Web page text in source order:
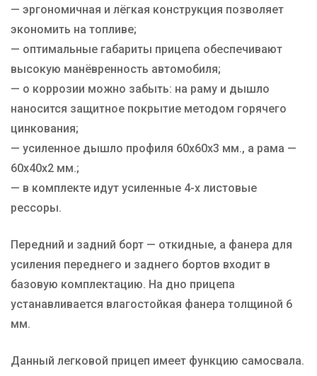
— эргономичная и лёгкая конструкция позволяет
экономить на топливе;
— оптимальные габариты прицепа обеспечивают
высокую манёвренность автомобиля;
— о коррозии можно забыть: на раму и дышло
наносится защитное покрытие методом горячего
цинкования;
— усиленное дышло профиля 60х60х3 мм., а рама —
60х40х2 мм.;
— в комплекте идут усиленные 4-х листовые
рессоры.
Передний и задний борт — откидные, а фанера для
усиления переднего и заднего бортов входит в
базовую комплектацию. На дно прицепа
устанавливается влагостойкая фанера толщиной 6
мм.
Данный легковой прицеп имеет функцию самосвала.